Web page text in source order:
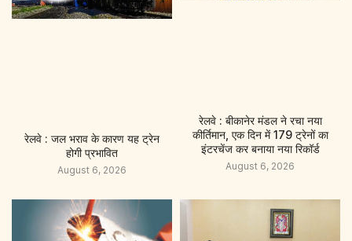
रेलवे : जल भराव के कारण यह ट्रेन
होगी प्रभावित
August 6, 2026
रेलवे : बीकानेर मंडल ने रचा नया
कीर्तिमान, एक दिन में 179 ट्रेनों का
इंटरचेंज कर बनाया नया रिकॉर्ड
August 6, 2026